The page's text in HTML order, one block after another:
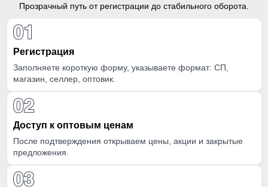
Прозрачный путь от регистрации до стабильного оборота.
Регистрация
Заполняете короткую форму, указываете формат: СП,
магазин, селлер, оптовик.
Доступ к оптовым ценам
После подтверждения открываем цены, акции и закрытые
предложения.